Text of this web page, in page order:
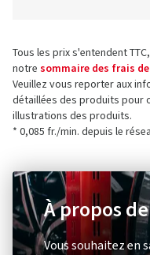
Tous les prix s'entendent
notre sommaire des frais
Veuillez vous reporter aux
détaillées des produits pour
illustrations des produits.
* 0,085 fr./min. depuis le
À propos
Vous souhaitez en